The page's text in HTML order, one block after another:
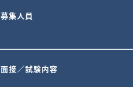
募集人員
面接／試験内容